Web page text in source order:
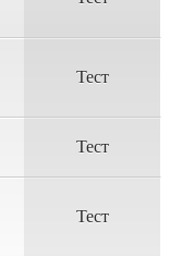
Тест
Тест
Тест